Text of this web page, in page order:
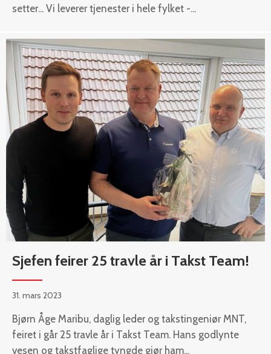
setter... Vi leverer tjenester i hele fylket -...
Sjefen feirer 25 travle år i Takst Team!
31. mars 2023
Bjørn Åge Maribu, daglig leder og takstingeniør MNT,
feiret i går 25 travle år i Takst Team. Hans godlynte
vesen og takstfaglige tyngde gjør ham...